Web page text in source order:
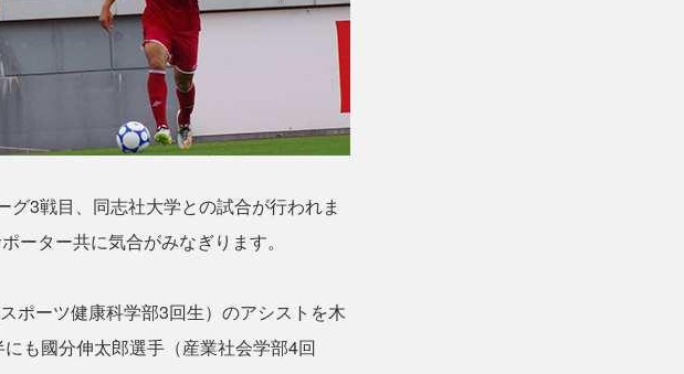
3戦目、同志社大学との試合が行われま
ーター共に気合がみなぎります。
ポーツ健康科学部3回生）のアシストを木
も國分伸太郎選手（産業社会学部4回